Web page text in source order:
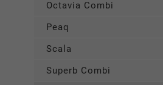
Octavia Combi
Peaq
Scala
Superb Combi